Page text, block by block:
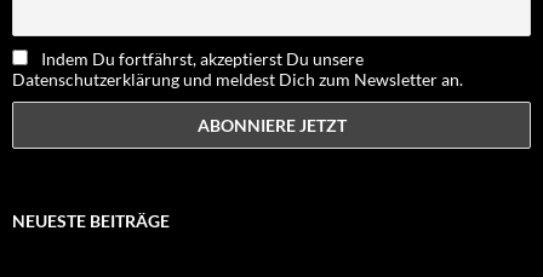
Indem Du fortfährst, akzeptierst Du unsere
Datenschutzerklärung und meldest Dich zum Newsletter an.
NEUESTE BEITRÄGE